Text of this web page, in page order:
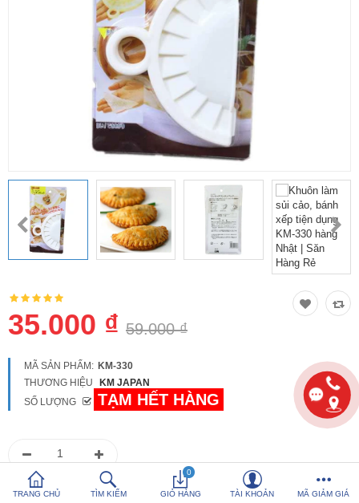
So sánh Yêu thích (0)
Hotline: 0816 505 655
Tải App SanHangRe nhận Quà
TRANG CHỦ TÌM KIẾM
0
GIỎ HÀNG TÀI KHOẢN MÃ GIẢM GIÁ
35.000 ₫ 59.000 ₫
MÃ SẢN PHẨM: KM-330
THƯƠNG HIỆU
KM JAPAN
SỐ LƯỢNG
TẠM HẾT HÀNG
Hoặc gọi0986 588 655 để được tư vấn